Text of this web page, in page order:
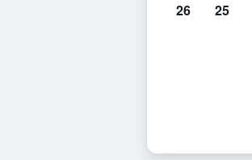
25
26